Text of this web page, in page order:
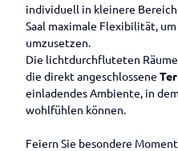
individuell in kleinere
Saal maximale Flexibilität,
umzusetzen.
Die lichtdurchfluteten
die direkt angeschlossene
einladendes Ambiente, in
wohlfühlen können.
Feiern Sie besondere